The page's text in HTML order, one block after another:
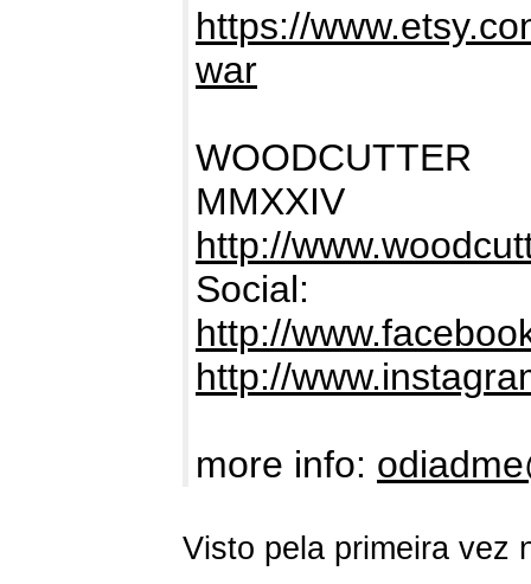
https://
war
WOODCUTTER
MMXXIV
http://
Social:
http://
http://
more info:
Visto pela primeira vez